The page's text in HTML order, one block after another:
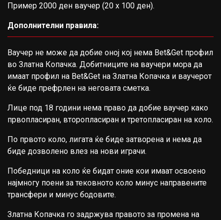
Пример 2000 ден ваучер (20 х 100 ден).
Дополнителни правила:
Ваучер не може да добие оној кој нема Bet&Get профил
во Златна Копачка. Добитниците на ваучери мора да
имаат профил на Bet&Get на Златна Копачка и ваучерот
ќе биде префрлен на неговата сметка.
Лице под 18 години нема право да добие ваучер како
првопласиран, второпласиран и третопласиран на коло.
По првото коло, лигата ќе биде затворена и нема да
биде дозволено влез на нови играчи.
Победници на коло ќе бидат оние кои имаат освоено
најмногу поени за тековното коло минус направените
трансфери и минус бодовите.
Златна Копачка го задржува правото за промена на